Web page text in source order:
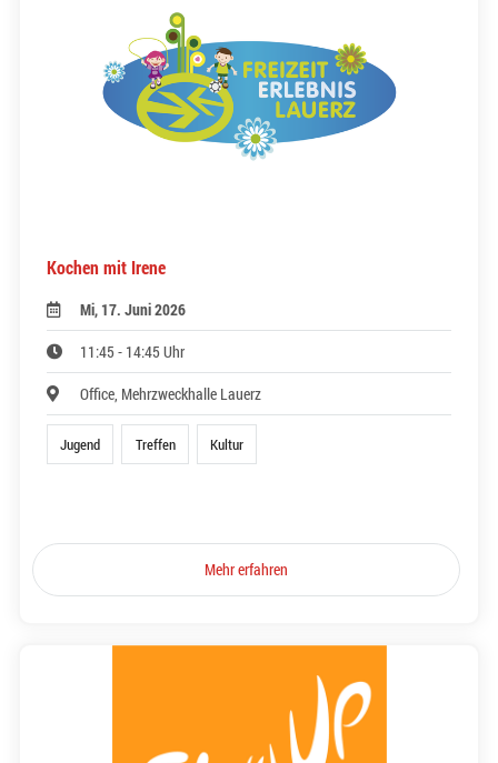
Kochen mit Irene
Mi, 17. Juni 2026
11:45 - 14:45 Uhr
Office, Mehrzweckhalle Lauerz
Jugend Treffen Kultur
Mehr erfahren